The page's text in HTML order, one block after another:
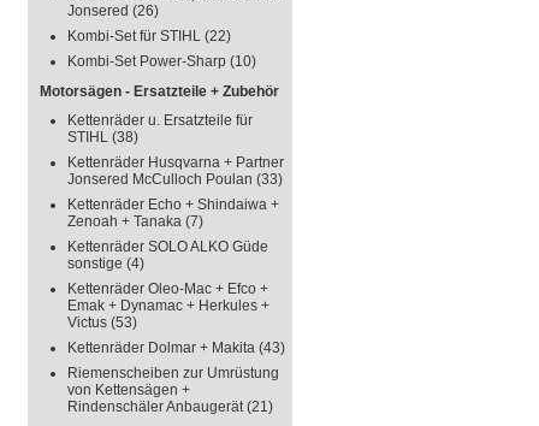
Jonsered (26)
Kombi-Set für STIHL (22)
Kombi-Set Power-Sharp (10)
Motorsägen - Ersatzteile + Zubehör
Kettenräder u. Ersatzteile für
STIHL (38)
Kettenräder Husqvarna + Partner
Jonsered McCulloch Poulan (33)
Kettenräder Echo + Shindaiwa +
Zenoah + Tanaka (7)
Kettenräder SOLO ALKO Güde
sonstige (4)
Kettenräder Oleo-Mac + Efco +
Emak + Dynamac + Herkules +
Victus (53)
Kettenräder Dolmar + Makita (43)
Riemenscheiben zur Umrüstung
von Kettensägen +
Rindenschäler Anbaugerät(21)